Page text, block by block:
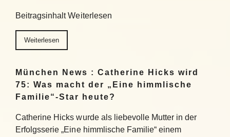
Beitragsinhalt Weiterlesen
Weiterlesen
München News : Catherine Hicks wird
75: Was macht der „Eine himmlische
Familie“-Star heute?
Catherine Hicks wurde als liebevolle Mutter in der
Erfolgsserie „Eine himmlische Familie“ einem